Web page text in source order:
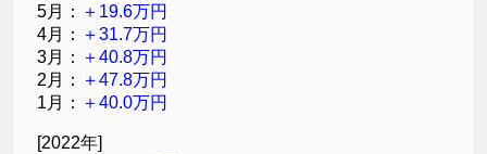
5月： ＋19.6万円
4月： ＋31.7万円
3月： ＋40.8万円
2月： ＋47.8万円
1月： ＋40.0万円
[2022年]